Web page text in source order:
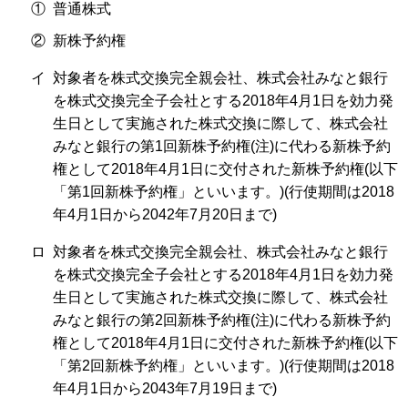
① 普通株式
② 新株予約権
イ
対象者を株式交換完全親会社、株式会社みなと銀行
を株式交換完全子会社とする2018年4月1日を効力発
生日として実施された株式交換に際して、株式会社
みなと銀行の第1回新株予約権(注)に代わる新株予約
権として2018年4月1日に交付された新株予約権(以下
「第1回新株予約権」といいます。)(行使期間は2018
年4月1日から2042年7月20日まで)
ロ
対象者を株式交換完全親会社、株式会社みなと銀行
を株式交換完全子会社とする2018年4月1日を効力発
生日として実施された株式交換に際して、株式会社
みなと銀行の第2回新株予約権(注)に代わる新株予約
権として2018年4月1日に交付された新株予約権(以下
「第2回新株予約権」といいます。)(行使期間は2018
年4月1日から2043年7月19日まで)